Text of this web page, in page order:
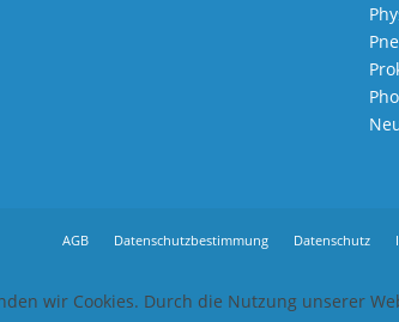
AGB Datenschutzbestimmung Datenschutz
wir Cookies. Durch die Nutzung unserer